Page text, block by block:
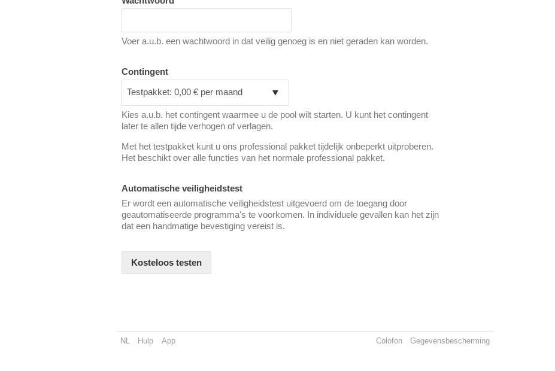
Voer a.u.b. een wachtwoord in dat veilig genoeg is en niet geraden kan worden.
Contingent
Kies a.u.b. het contingent waarmee u de pool wilt starten. U kunt het contingent
later te allen tijde verhogen of verlagen.
Met het testpakket kunt u ons professional pakket tijdelijk onbeperkt uitproberen.
Het beschikt over alle functies van het normale professional pakket.
Automatische veiligheidstest
Er wordt een automatische veiligheidstest uitgevoerd om de toegang door
geautomatiseerde programma's te voorkomen. In individuele gevallen kan het zijn
dat een handmatige bevestiging vereist is.
Kosteloos testen
NL Hulp App Colofon Gegevensbescherming